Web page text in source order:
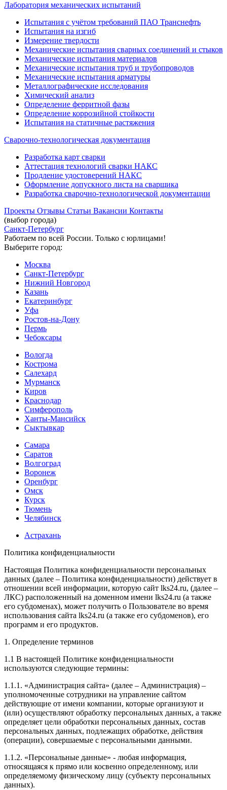
Лаборатория механических испытаний
Испытания с учётом требований ПАО Транснефть
Испытания на изгиб
Измерение твердости
Механические испытания сварных соединений и стыков
Механические испытания материалов
Механические испытания труб и трубопроводов
Механические испытания арматуры
Металлографические исследования
Химический анализ
Определение ферритной фазы
Определение коррозийной стойкости
Испытания на статичные растяжения
Сварочно-технологическая документация
Разработка карт сварки
Аттестация технологий сварки НАКС
Продление удостоверений НАКС
Оформление допускного листа на сварщика
Разработка сварочно-технологической документации
Проекты Отзывы Статьи Вакансии Контакты
(выбор города)
Санкт-Петербург
Работаем по всей России. Только с юрлицами!
Выберите город:
Москва
Санкт-Петербург
Нижний Новгород
Казань
Екатеринбург
Уфа
Ростов-на-Дону
Пермь
Чебоксары
Вологда
Кострома
Салехард
Мурманск
Киров
Краснодар
Симферополь
Ханты-Мансийск
Сыктывкар
Самара
Саратов
Волгоград
Воронеж
Оренбург
Омск
Курск
Тюмень
Челябинск
Астрахань
Политика конфиденциальности
Настоящая Политика конфиденциальности персональных
данных (далее – Политика конфиденциальности) действует в
отношении всей информации, которую сайт lks24.ru, (далее –
ЛКС) расположенный на доменном имени lks24.ru (а также
его субдоменах), может получить о Пользователе во время
использования сайта lks24.ru (а также его субдоменов), его
программ и его продуктов.
1. Определение терминов
1.1 В настоящей Политике конфиденциальности
используются следующие термины:
1.1.1. «Администрация сайта» (далее – Администрация) –
уполномоченные сотрудники на управление сайтом
действующие от имени компании, которые организуют и
(или) осуществляют обработку персональных данных, а также
определяет цели обработки персональных данных, состав
персональных данных, подлежащих обработке, действия
(операции), совершаемые с персональными данными.
1.1.2. «Персональные данные» - любая информация,
относящаяся к прямо или косвенно определенному, или
определяемому физическому лицу (субъекту персональных
данных).